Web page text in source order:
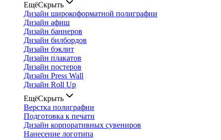
ЕщёСкрыть
Дизайн широкоформатной полиграфии
Дизайн афиш
Дизайн баннеров
Дизайн билбордов
Дизайн бэклит
Дизайн плакатов
Дизайн постеров
Дизайн Press Wall
Дизайн Roll Up
ЕщёСкрыть
Верстка полиграфии
Подготовка к печати
Дизайн корпоративных сувениров
Нанесение логотипа